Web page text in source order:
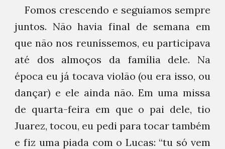
Fomos crescendo e seguíamos sempre
juntos. Não havia final de semana em
que não nos reuníssemos, eu participava
até dos almoços da família dele. Na
época eu já tocava violão (ou era isso, ou
dançar) e ele ainda não. Em uma missa
de quarta-feira em que o pai dele, tio
Juarez, tocou, eu pedi para tocar também
e fiz uma piada com o Lucas: “tu só vem